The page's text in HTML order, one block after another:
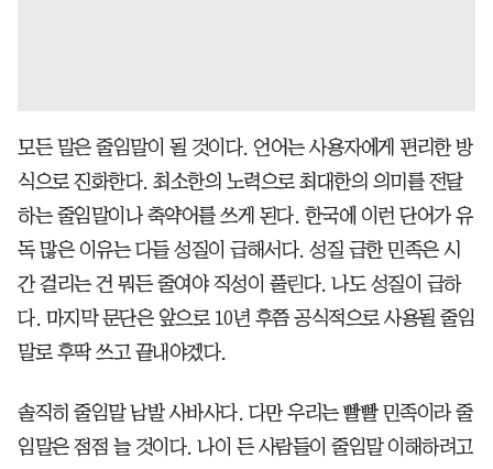
모든 말은 줄임말이 될 것이다. 언어는 사용자에게 편리한 방
식으로 진화한다. 최소한의 노력으로 최대한의 의미를 전달
하는 줄임말이나 축약어를 쓰게 된다. 한국에 이런 단어가 유
독 많은 이유는 다들 성질이 급해서다. 성질 급한 민족은 시
간 걸리는 건 뭐든 줄여야 직성이 풀린다. 나도 성질이 급하
다. 마지막 문단은 앞으로 10년 후쯤 공식적으로 사용될 줄임
말로 후딱 쓰고 끝내야겠다.
솔직히 줄임말 남발 사바사다. 다만 우리는 빨빨 민족이라 줄
임말은 점점 늘 것이다. 나이 든 사람들이 줄임말 이해하려고